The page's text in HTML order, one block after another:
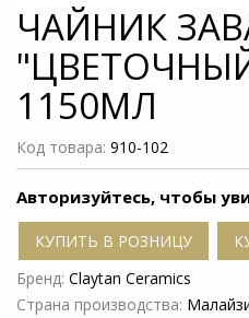
ЧАЙНИК
1150МЛ
Код товара: 910-102
Авторизуйтесь, чтобы
КУПИТЬ В РОЗНИЦУ
Бренд: Claytan Ceramics
Страна производства: